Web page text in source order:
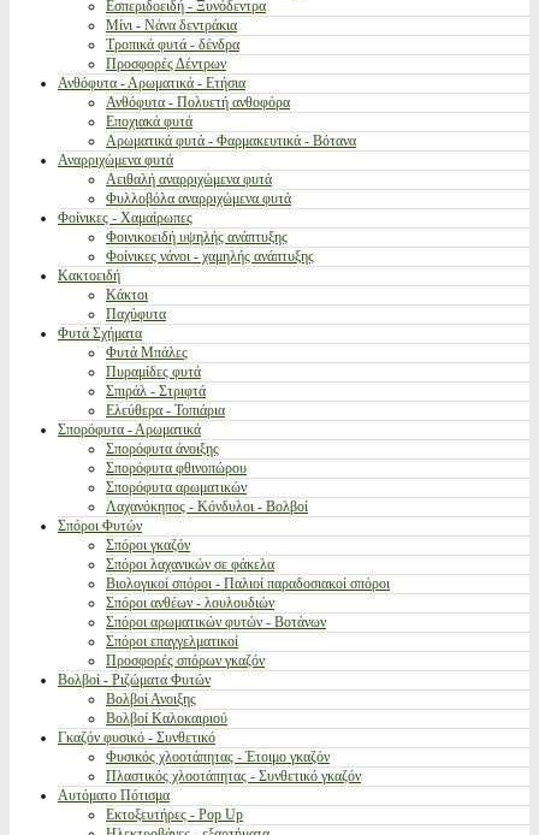
Εσπεριδοειδή - Ξυνόδεντρα
Μίνι - Νάνα δεντράκια
Τροπικά φυτά - δένδρα
Προσφορές Δέντρων
Ανθόφυτα - Αρωματικά - Ετήσια
Ανθόφυτα - Πολυετή ανθοφόρα
Εποχιακά φυτά
Αρωματικά φυτά - Φαρμακευτικά - Βότανα
Αναρριχώμενα φυτά
Αειθαλή αναρριχώμενα φυτά
Φυλλοβόλα αναρριχώμενα φυτά
Φοίνικες - Χαμαίρωπες
Φοινικοειδή υψηλής ανάπτυξης
Φοίνικες νάνοι - χαμηλής ανάπτυξης
Κακτοειδή
Κάκτοι
Παχύφυτα
Φυτά Σχήματα
Φυτά Μπάλες
Πυραμίδες φυτά
Σπιράλ - Στριφτά
Ελεύθερα - Τοπιάρια
Σπορόφυτα - Αρωματικά
Σπορόφυτα άνοιξης
Σπορόφυτα φθινοπώρου
Σπορόφυτα αρωματικών
Λαχανόκηπος - Κόνδυλοι - Βολβοί
Σπόροι Φυτών
Σπόροι γκαζόν
Σπόροι λαχανικών σε φάκελα
Βιολογικοί σπόροι - Παλιοί παραδοσιακοί σπόροι
Σπόροι ανθέων - λουλουδιών
Σπόροι αρωματικών φυτών - Βοτάνων
Σπόροι επαγγελματικοί
Προσφορές σπόρων γκαζόν
Βολβοί - Ριζώματα Φυτών
Βολβοί Ανοιξης
Βολβοί Καλοκαιριού
Γκαζόν φυσικό - Συνθετικό
Φυσικός χλοοτάπητας - Έτοιμο γκαζόν
Πλαστικός χλοοτάπητας - Συνθετικό γκαζόν
Αυτόματο Πότισμα
Εκτοξευτήρες - Pop Up